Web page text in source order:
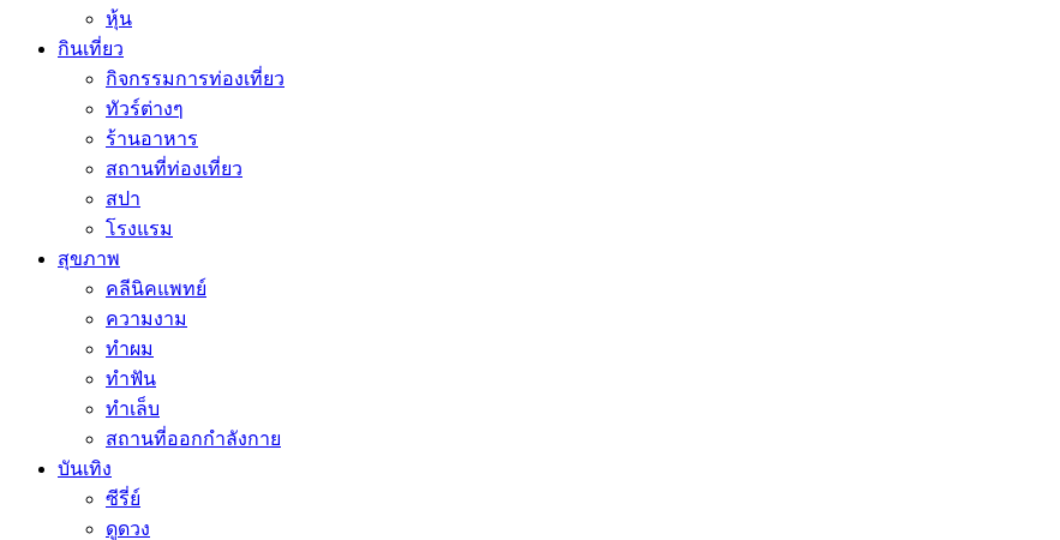
หุ้น
กินเที่ยว
กิจกรรมการท่องเที่ยว
ทัวร์ต่างๆ
ร้านอาหาร
สถานที่ท่องเที่ยว
สปา
โรงแรม
สุขภาพ
คลีนิคแพทย์
ความงาม
ทำผม
ทำฟัน
ทำเล็บ
สถานที่ออกกำลังกาย
บันเทิง
ซีรี่ย์
ดูดวง